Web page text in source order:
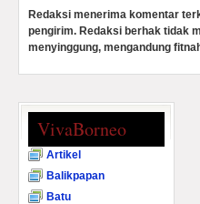
Redaksi menerima komentar
pengirim. Redaksi berhak tidak
menyinggung, mengandung
VivaBorneo
Artikel
Balikpapan
Batu